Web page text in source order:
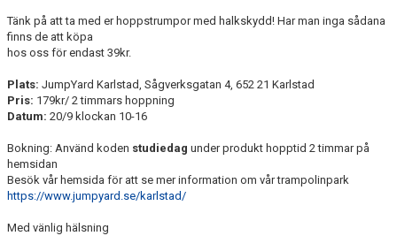
Tänk på att ta med er hoppstrumpor med halkskydd! Har man inga sådana
finns de att köpa
hos oss för endast 39kr.
Plats: JumpYard Karlstad, Sågverksgatan 4, 652 21 Karlstad
Pris: 179kr/ 2 timmars hoppning
Datum: 20/9 klockan 10-16
Bokning: Använd koden studiedag under produkt hopptid 2 timmar på
hemsidan
Besök vår hemsida för att se mer information om vår trampolinpark
https://www.jumpyard.se/karlstad/
Med vänlig hälsning